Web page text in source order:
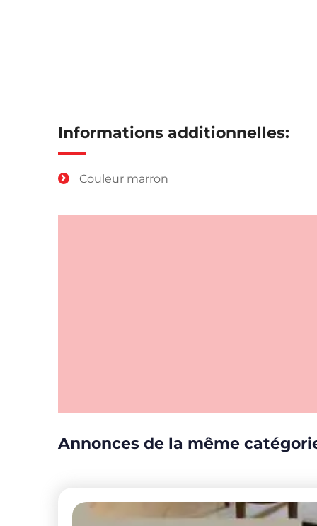
Informations additionnelles:
Couleur marron
Annonces de la même